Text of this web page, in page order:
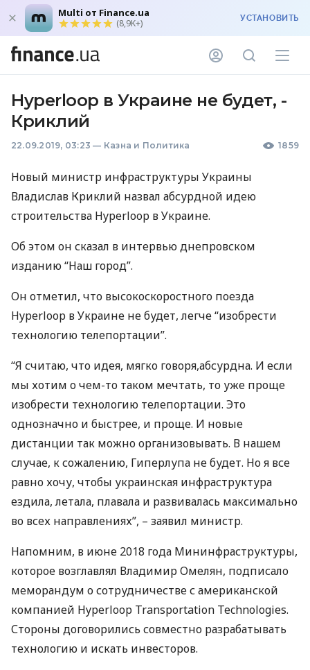
Multi от Finance.ua
(8,9K+) УСТАНОВИТЬ
Hyperloop в Украине не будет, -
Криклий
22.09.2019, 03:23 — Казна и Политика 1859
Новый министр инфраструктуры Украины
Владислав Криклий назвал абсурдной идею
строительства Hyperloop в Украине.
Об этом он сказал в интервью днепровском
изданию “Наш город”.
Он отметил, что высокоскоростного поезда
Hyperloop в Украине не будет, легче “изобрести
технологию телепортации”.
“Я считаю, что идея, мягко говоря,абсурдна. И если
мы хотим о чем-то таком мечтать, то уже проще
изобрести технологию телепортации. Это
однозначно и быстрее, и проще. И новые
дистанции так можно организовывать. В нашем
случае, к сожалению, Гиперлупа не будет. Но я все
равно хочу, чтобы украинская инфраструктура
ездила, летала, плавала и развивалась максимально
во всех направлениях”, – заявил министр.
Напомним, в июне 2018 года Мининфраструктуры,
которое возглавлял Владимир Омелян, подписало
меморандум о сотрудничестве с американской
компанией Нyperloop Transportation Technologies.
Стороны договорились совместно разрабатывать
технологию и искать инвесторов.